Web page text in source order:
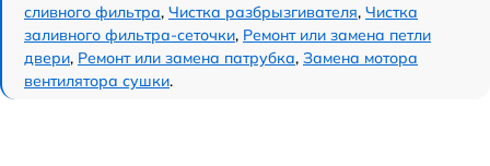
сливного фильтра, Чистка разбрызгивателя, Чистка
заливного фильтра-сеточки, Ремонт или замена петли
двери, Ремонт или замена патрубка, Замена мотора
вентилятора сушки.